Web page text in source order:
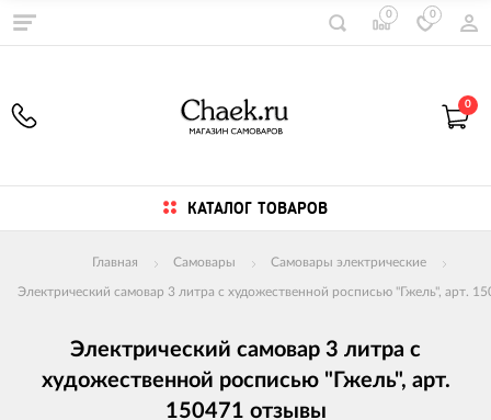
0 0
0
КАТАЛОГ ТОВАРОВ
Главная Самовары Самовары электрические
Электрический самовар 3 литра с художественной росписью "Гжель", арт.
Электрический самовар 3 литра с
художественной росписью "Гжель", арт.
150471 отзывы